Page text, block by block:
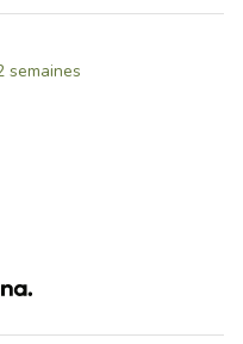
semaines